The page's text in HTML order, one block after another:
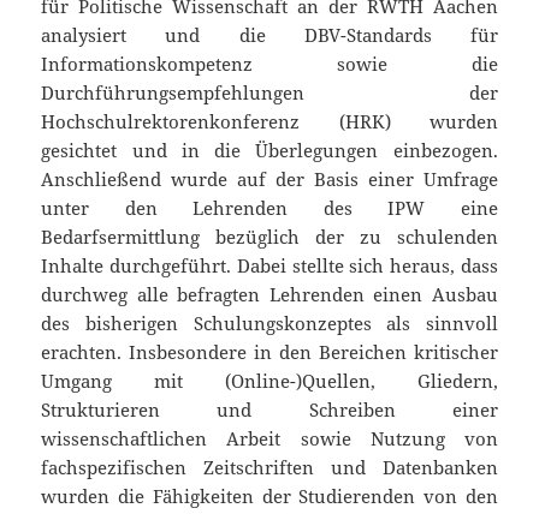
für Politische Wissenschaft an der RWTH Aachen
analysiert und die DBV-Standards für
Informationskompetenz sowie die
Durchführungsempfehlungen der
Hochschulrektorenkonferenz (HRK) wurden
gesichtet und in die Überlegungen einbezogen.
Anschließend wurde auf der Basis einer Umfrage
unter den Lehrenden des IPW eine
Bedarfsermittlung bezüglich der zu schulenden
Inhalte durchgeführt. Dabei stellte sich heraus, dass
durchweg alle befragten Lehrenden einen Ausbau
des bisherigen Schulungskonzeptes als sinnvoll
erachten. Insbesondere in den Bereichen kritischer
Umgang mit (Online-)Quellen, Gliedern,
Strukturieren und Schreiben einer
wissenschaftlichen Arbeit sowie Nutzung von
fachspezifischen Zeitschriften und Datenbanken
wurden die Fähigkeiten der Studierenden von den